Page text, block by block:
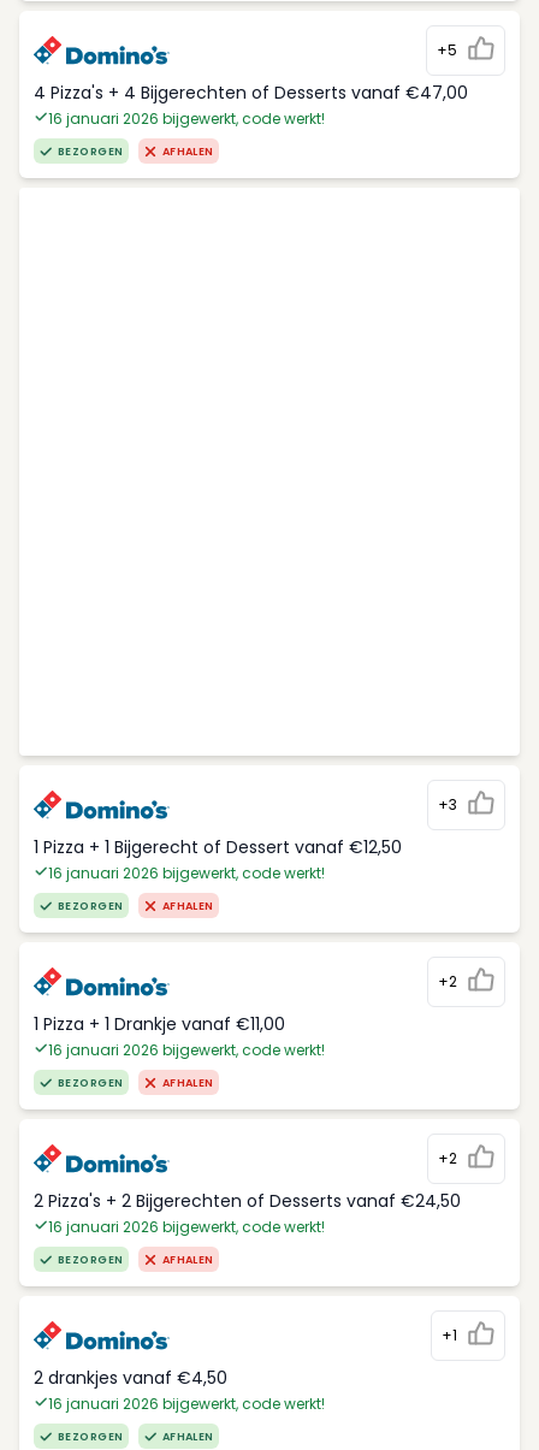
+5
4 Pizza's + 4 Bijgerechten of Desserts vanaf €47,00
16 januari 2026 bijgewerkt, code werkt!
BEZORGEN AFHALEN
+3
1 Pizza + 1 Bijgerecht of Dessert vanaf €12,50
16 januari 2026 bijgewerkt, code werkt!
BEZORGEN AFHALEN
+2
1 Pizza + 1 Drankje vanaf €11,00
16 januari 2026 bijgewerkt, code werkt!
BEZORGEN AFHALEN
+2
2 Pizza's + 2 Bijgerechten of Desserts vanaf €24,50
16 januari 2026 bijgewerkt, code werkt!
BEZORGEN AFHALEN
+1
2 drankjes vanaf €4,50
16 januari 2026 bijgewerkt, code werkt!
BEZORGEN AFHALEN